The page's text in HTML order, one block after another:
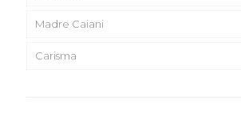
Madre Caiani
Carisma